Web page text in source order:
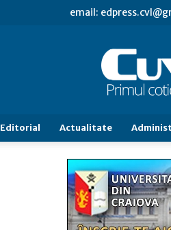
email:
Editorial Actualitate